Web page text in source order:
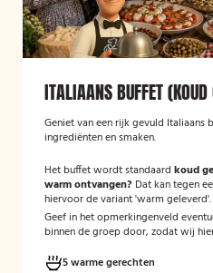
ITALIAANS BUFFET (KOUD
Geniet van een rijk gevuld Italiaans
ingrediënten en smaken.
Het buffet wordt standaard koud
warm ontvangen? Dat kan tegen
hiervoor de variant 'warm geleverd'.
Geef in het opmerkingenveld
binnen de groep door, zodat wij
5 warme gerechten